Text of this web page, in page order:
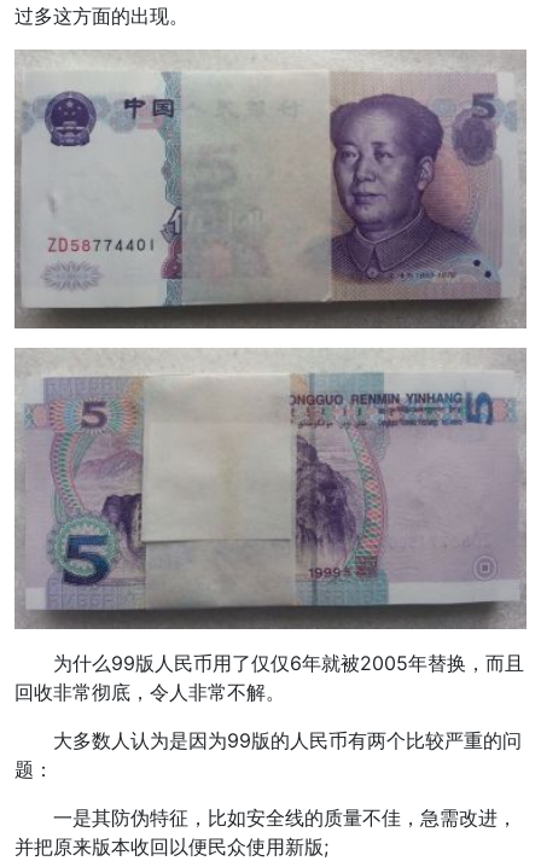
过多这方面的出现。
为什么99版人民币用了仅仅6年就被2005年替换，而且
回收非常彻底，令人非常不解。
大多数人认为是因为99版的人民币有两个比较严重的问
题：
一是其防伪特征，比如安全线的质量不佳，急需改进，
并把原来版本收回以便民众使用新版;